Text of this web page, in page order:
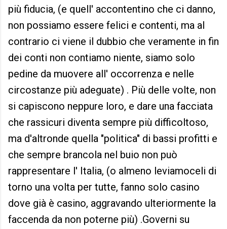
più fiducia, (e quell' accontentino che ci danno,
non possiamo essere felici e contenti, ma al
contrario ci viene il dubbio che veramente in fin
dei conti non contiamo niente, siamo solo
pedine da muovere all' occorrenza e nelle
circostanze più adeguate) . Più delle volte, non
si capiscono neppure loro, e dare una facciata
che rassicuri diventa sempre più difficoltoso,
ma d'altronde quella "politica" di bassi profitti e
che sempre brancola nel buio non può
rappresentare l' Italia, (o almeno leviamoceli di
torno una volta per tutte, fanno solo casino
dove già è casino, aggravando ulteriormente la
faccenda da non poterne più) .Governi su